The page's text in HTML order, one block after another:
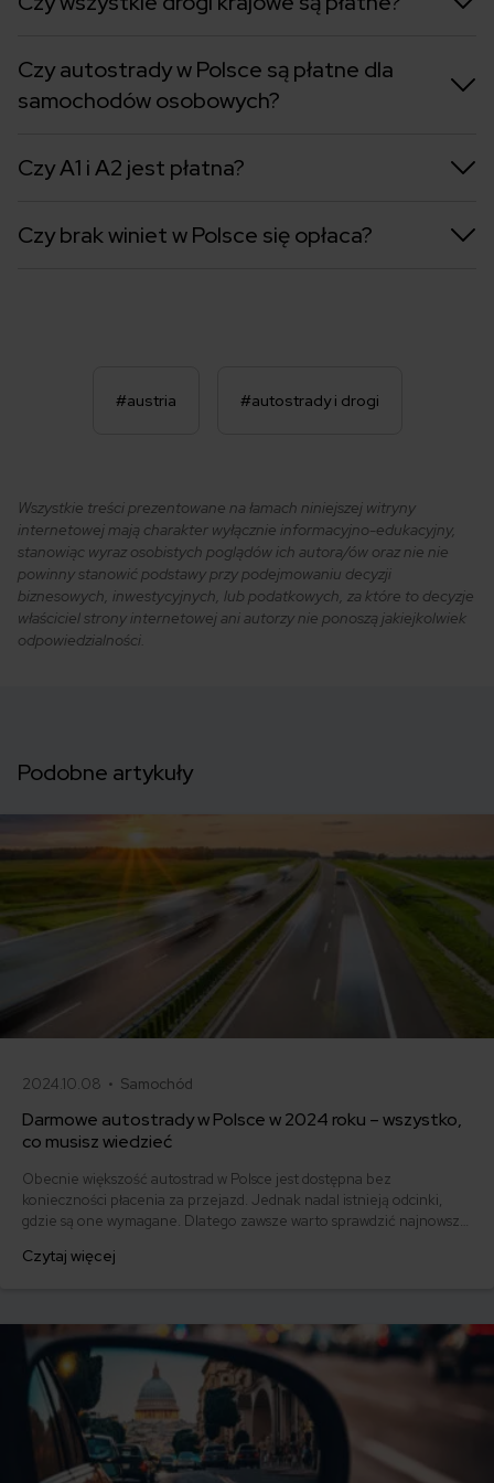
Czy autostrady w Polsce są płatne dla
samochodów osobowych?
Czy A1 i A2 jest płatna?
Czy brak winiet w Polsce się opłaca?
#austria #autostrady i drogi
Wszystkie treści prezentowane na łamach niniejszej witryny
internetowej mają charakter wyłącznie informacyjno-edukacyjny,
stanowiąc wyraz osobistych poglądów ich autora/ów oraz nie nie
powinny stanowić podstawy przy podejmowaniu decyzji
biznesowych, inwestycyjnych, lub podatkowych, za które to decyzje
właściciel strony internetowej ani autorzy nie ponoszą jakiejkolwiek
odpowiedzialności.
Podobne artykuły
2024.10.08 • Samochód
Darmowe autostrady w Polsce w 2024 roku – wszystko,
co musisz wiedzieć
Obecnie większość autostrad w Polsce jest dostępna bez
konieczności płacenia za przejazd. Jednak nadal istnieją odcinki,
gdzie są one wymagane. Dlatego zawsze warto sprawdzić najnowsze
samochodem, sprawdź na mapie darmowych autostrad, którędy
Czytaj więcej